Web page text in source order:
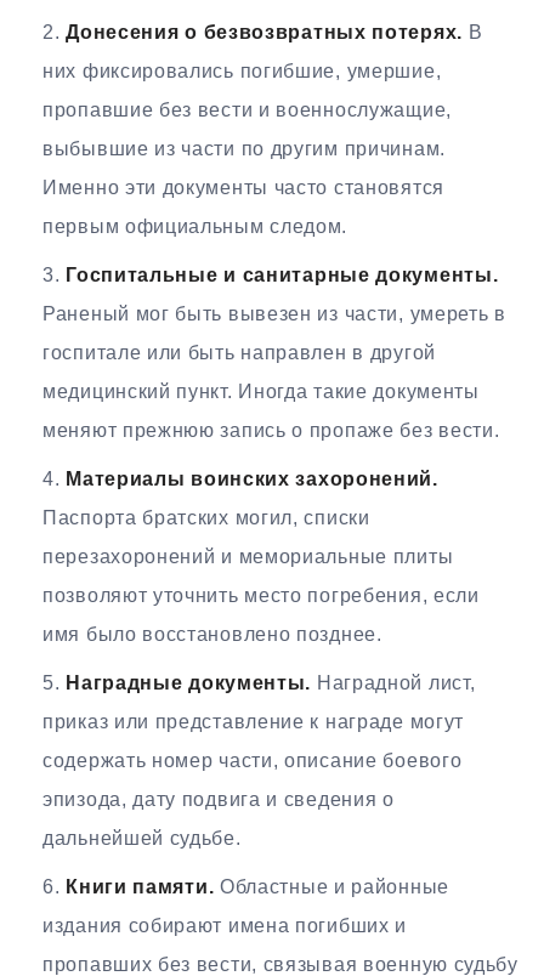
Донесения о безвозвратных потерях. В
них фиксировались погибшие, умершие,
пропавшие без вести и военнослужащие,
выбывшие из части по другим причинам.
Именно эти документы часто становятся
первым официальным следом.
Госпитальные и санитарные документы.
Раненый мог быть вывезен из части, умереть в
госпитале или быть направлен в другой
медицинский пункт. Иногда такие документы
меняют прежнюю запись о пропаже без вести.
Материалы воинских захоронений.
Паспорта братских могил, списки
перезахоронений и мемориальные плиты
позволяют уточнить место погребения, если
имя было восстановлено позднее.
Наградные документы. Наградной лист,
приказ или представление к награде могут
содержать номер части, описание боевого
эпизода, дату подвига и сведения о
дальнейшей судьбе.
Книги памяти. Областные и районные
издания собирают имена погибших и
пропавших без вести, связывая военную судьбу